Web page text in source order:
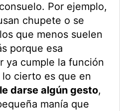
Por ejemplo,
chupete o se
que menos suelen
porque esa
ya cumple la función
cierto es que en
darse algún gesto,
manía que